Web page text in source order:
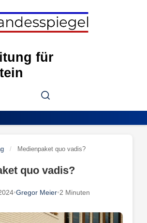
für
Search
/ Medienpaket quo vadis?
quo vadis?
•Gregor Meier•2 Minuten